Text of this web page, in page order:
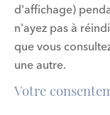
d'affichage)
n'ayez pas à
que vous
une autre.
Votre